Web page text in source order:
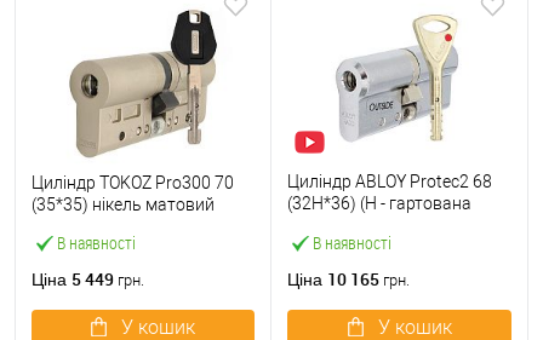
В наявності
Циліндр TOKOZ Pro300 70
(35*35) нікель матовий
Ціна 5 449 грн.
У кошик
В наявності
Циліндр ABLOY Protec2 68
(32H*36) (H - гартована
Ціна 10 165 грн.
У кошик